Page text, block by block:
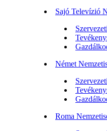
Sajó Televízió
Német
Roma